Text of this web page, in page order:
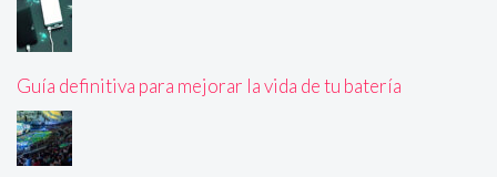
Guía definitiva para mejorar la vida de tu batería